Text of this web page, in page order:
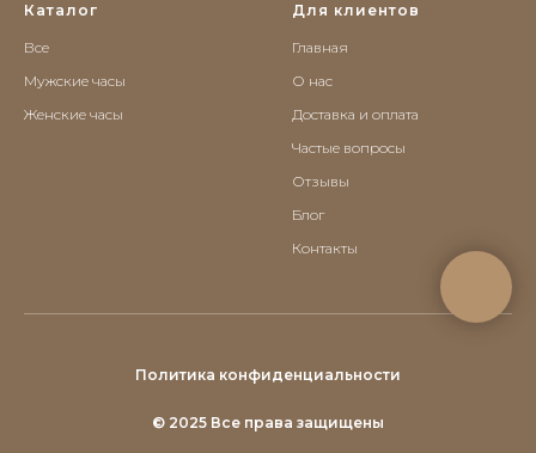
Каталог
Все
Мужские часы
Женские часы
Для клиентов
Главная
О нас
Доставка и оплата
Частые вопросы
Отзывы
Блог
Контакты
Политика конфиденциальности
© 2025 Все права защищены